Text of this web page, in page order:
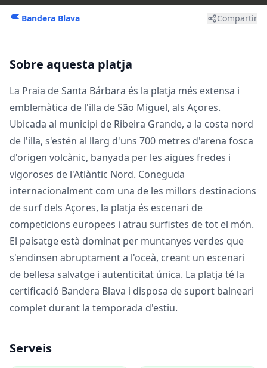
Bandera Blava Compartir
Sobre aquesta platja
La Praia de Santa Bárbara és la platja més extensa i
emblemàtica de l'illa de São Miguel, als Açores.
Ubicada al municipi de Ribeira Grande, a la costa nord
de l'illa, s'estén al llarg d'uns 700 metres d'arena fosca
d'origen volcànic, banyada per les aigües fredes i
vigoroses de l'Atlàntic Nord. Coneguda
internacionalment com una de les millors destinacions
de surf dels Açores, la platja és escenari de
competicions europees i atrau surfistes de tot el món.
El paisatge està dominat per muntanyes verdes que
s'endinsen abruptament a l'oceà, creant un escenari
de bellesa salvatge i autenticitat única. La platja té la
certificació Bandera Blava i disposa de suport balneari
complet durant la temporada d'estiu.
Serveis